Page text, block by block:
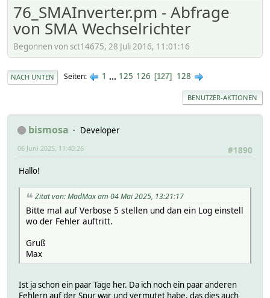
76_SMAInverter.pm - Abfrage
von SMA Wechselrichter
Begonnen von sct14675, 28 Juli 2016, 11:01:16
NACH UNTEN Seiten 1 ... 125 126 127 128
BENUTZER-AKTIONEN
bismosa
Developer
#1890
06 Juni 2025, 11:40:26
Hallo!
Zitat von: MadMax am 04 Mai 2025, 13:21:17
Bitte mal auf Verbose 5 stellen und dan ein Log einstell
wo der Fehler auftritt.
Gruß
Max
Ist ja schon ein paar Tage her. Da ich noch ein paar anderen
Fehlern auf der Spur war und vermutet habe, das dies auch